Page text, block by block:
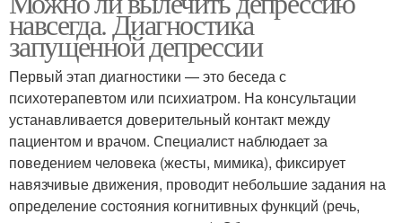
навсегда. Диагностика
запущенной депрессии
Первый этап диагностики — это беседа с
психотерапевтом или психиатром. На консультации
устанавливается доверительный контакт между
пациентом и врачом. Специалист наблюдает за
поведением человека (жесты, мимика), фиксирует
навязчивые движения, проводит небольшие задания на
определение состояния когнитивных функций (речь,